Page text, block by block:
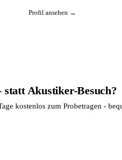
Profil ansehen →
statt Akustiker-Besuch?
kostenlos zum Probetragen -